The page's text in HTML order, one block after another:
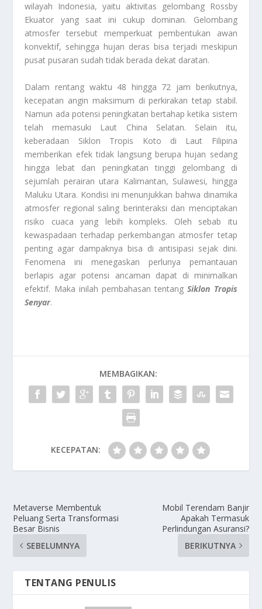
wilayah Indonesia, yaitu aktivitas gelombang Rossby
Ekuator yang saat ini cukup dominan. Gelombang
atmosfer tersebut memperkuat pembentukan awan
konvektif, sehingga hujan deras bisa terjadi meskipun
pusat pusaran sudah tidak berada dekat daratan.
Dalam rentang waktu 48 hingga 72 jam berikutnya,
kecepatan angin maksimum di perkirakan tetap stabil.
Namun ada potensi peningkatan bertahap ketika sistem
telah memasuki Laut China Selatan. Selain itu,
keberadaan Siklon Tropis Koto di Laut Filipina
memberikan efek tidak langsung berupa hujan sedang
hingga lebat dan peningkatan tinggi gelombang di
sejumlah perairan utara Kalimantan, Sulawesi, hingga
Maluku Utara. Kondisi ini menunjukkan bahwa dinamika
atmosfer regional saling berinteraksi dan menciptakan
risiko cuaca yang lebih kompleks. Oleh sebab itu
kewaspadaan terhadap perkembangan atmosfer tetap
penting agar dampaknya bisa di antisipasi sejak dini.
Fenomena ini menegaskan perlunya pemantauan
berlapis agar potensi ancaman dapat di minimalkan
efektif. Maka inilah pembahasan tentangSiklon Tropis
Senyar.
MEMBAGIKAN:
KECEPATAN:
Metaverse Membentuk
Peluang Serta Transformasi
Besar Bisnis
SEBELUMNYA
Mobil Terendam Banjir
Apakah Termasuk
Perlindungan Asuransi?
BERIKUTNYA
TENTANG PENULIS